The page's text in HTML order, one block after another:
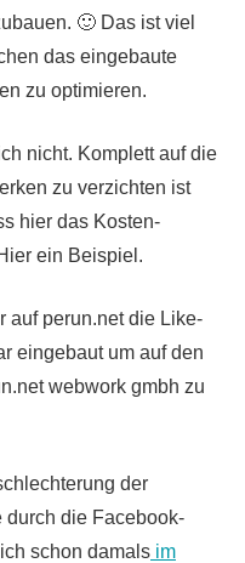
🙂 Das ist viel
das eingebaute
zu optimieren.
nicht. Komplett auf die
zu verzichten ist
hier das Kosten-
ein Beispiel.
auf perun.net die Like-
eingebaut um auf den
webwork gmbh zu
der
die Facebook-
schon damals im